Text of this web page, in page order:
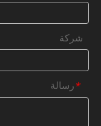
شركة
*رسالة